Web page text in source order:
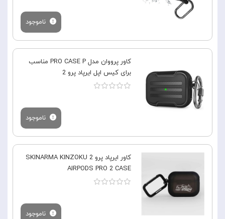
ناموجود
کاور پرووان مدل PRO CASE P مناسب
برای کیس اپل ایرپاد پرو 2
ناموجود
کاور ایرپاد پرو 2 SKINARMA KINZOKU
AIRPODS PRO 2 CASE
ناموجود